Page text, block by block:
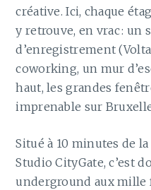
créative. Ici, chaque
y retrouve, en vrac : un
d’enregistrement
coworking, un mur
haut, les grandes
imprenable sur
Situé à 10 minutes de
Studio CityGate, c’est
underground aux mille